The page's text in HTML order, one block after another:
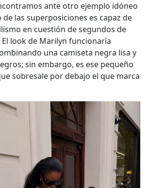
ante otro ejemplo idóneo
las superposiciones es capaz de
en cuestión de segundos de
look de Marilyn funcionaría
una camiseta negra lisa y
sin embargo, es ese pequeño
sobresale por debajo el que marca